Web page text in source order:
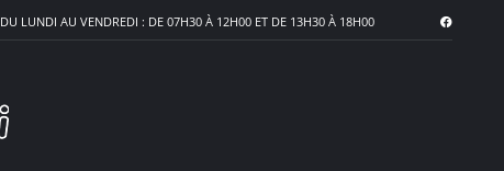
DU LUNDI AU VENDREDI : DE 07H30 À 12H00 ET DE 13H30 À 18H00